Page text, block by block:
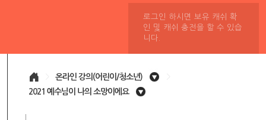
로그인 하시면 보유 캐쉬 확
인 및 캐쉬 충전을 할 수 있습
니다.
온라인 강의(어린이/청소년)
2021 예수님이 나의 소망이에요